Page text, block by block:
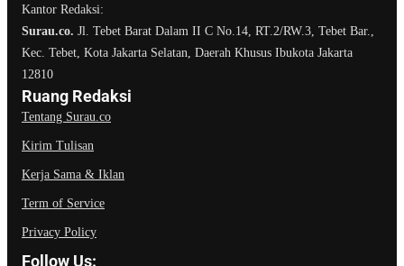
Kantor Redaksi:
Surau.co. Jl. Tebet Barat Dalam II C No.14, RT.2/RW.3, Tebet Bar.,
Kec. Tebet, Kota Jakarta Selatan, Daerah Khusus Ibukota Jakarta
12810
Ruang Redaksi
Tentang Surau.co
Kirim Tulisan
Kerja Sama & Iklan
Term of Service
Privacy Policy
Follow Us: